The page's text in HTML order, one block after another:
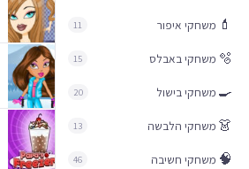
💄 משחקי איפור 11
🫧 משחקי באבלס 15
🍳 משחקי בישול 20
👗 משחקי הלבשה 13
🧠 משחקי חשיבה 46